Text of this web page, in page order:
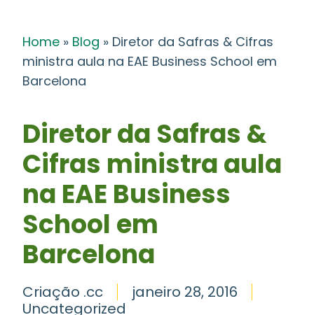
Home » Blog » Diretor da Safras & Cifras
ministra aula na EAE Business School em
Barcelona
Diretor da Safras &
Cifras ministra aula
na EAE Business
School em
Barcelona
Criação .cc
janeiro 28, 2016
Uncategorized